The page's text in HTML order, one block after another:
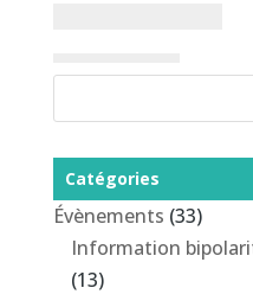
Catégories
Évènements (33)
Information
(13)